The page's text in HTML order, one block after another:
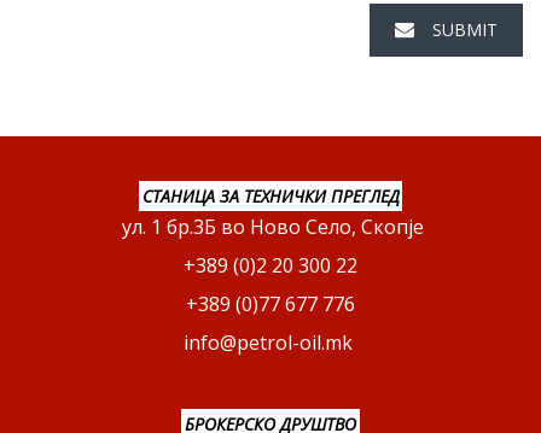
SUBMIT
СТАНИЦА ЗА ТЕХНИЧКИ ПРЕГЛЕД
ул. 1 бр.3Б во Ново Село, Скопје
+389 (0)2 20 300 22
+389 (0)77 677 776
info@petrol-oil.mk
БРОКЕРСКО ДРУШТВО